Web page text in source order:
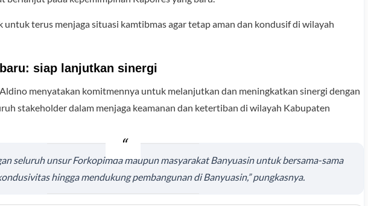
untuk terus menjaga situasi kamtibmas agar tetap aman dan kondusif di wilayah
siap lanjutkan sinergi
menyatakan komitmennya untuk melanjutkan dan meningkatkan sinergi dengan
stakeholder dalam menjaga keamanan dan ketertiban di wilayah Kabupaten
seluruh unsur Forkopimda maupun masyarakat Banyuasin untuk bersama-sama
hingga mendukung pembangunan di Banyuasin,” pungkasnya.